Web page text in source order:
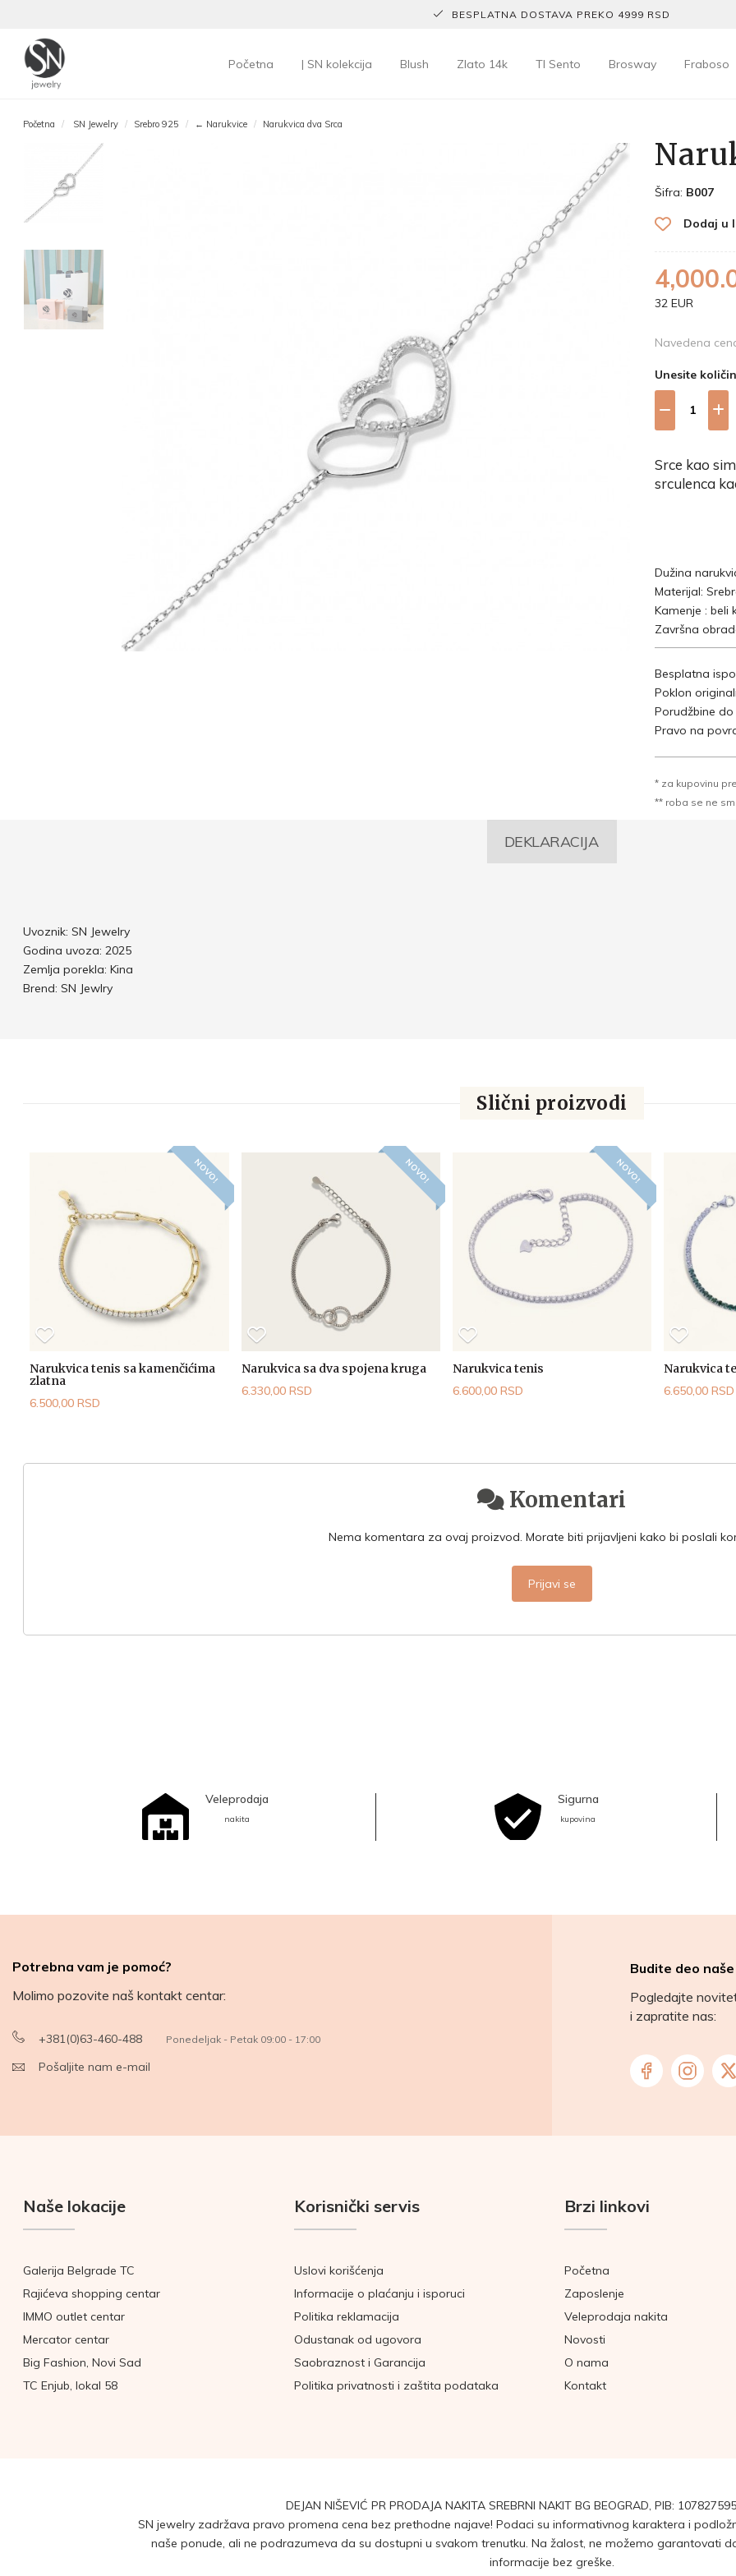
BESPLATNA DOSTAVA PREKO 4999 RSD
Početna | SN kolekcija Blush Zlato 14k TI Sento Brosway Fraboso
Početna SN Jewelry Srebro 925 ← Narukvice Narukvica dva Srca
Šifra: B007
Dodaj u
32 EUR
Navedena
Unesite
Srce kao
srculenca
Dužina
Materijal:
Kamenje : beli
Završna
Besplatna
Poklon
Porudžbine
Pravo na
* za kupovinu
** roba se ne
DEKLARACIJA
Uvoznik: SN Jewelry
Godina uvoza: 2025
Zemlja porekla: Kina
Brend: SN Jewlry
Slični proizvodi
NOVO!
Narukvica tenis sa kamenčićima
zlatna
6.500,00 RSD
NOVO!
Narukvica sa dva spojena kruga
6.330,00 RSD
NOVO!
Narukvica tenis
6.600,00 RSD
Narukvica
6.650,00 RSD
Komentari
Nema komentara za ovaj proizvod. Morate biti prijavljeni kako bi poslali
Prijavi se
Veleprodaja
nakita
Sigurna
kupovina
Potrebna vam je pomoć?
Molimo pozovite naš kontakt centar:
+381(0)63-460-488 Ponedeljak - Petak 09:00 - 17:00
Pošaljite nam e-mail
Budite deo
Pogledajte
i zapratite nas:
Naše lokacije
Galerija Belgrade TC
Rajićeva shopping centar
IMMO outlet centar
Mercator centar
Big Fashion, Novi Sad
TC Enjub, lokal 58
Korisnički servis
Uslovi korišćenja
Informacije o plaćanju i isporuci
Politika reklamacija
Odustanak od ugovora
Saobraznost i Garancija
Politika privatnosti i zaštita podataka
Brzi linkovi
Početna
Zaposlenje
Veleprodaja nakita
Novosti
O nama
Kontakt
DEJAN NIŠEVIĆ PR PRODAJA NAKITA SREBRNI NAKIT BG BEOGRAD, PIB:
SN jewelry zadržava pravo promena cena bez prethodne najave! Podaci su informativnog karaktera i
naše ponude, ali ne podrazumeva da su dostupni u svakom trenutku. Na žalost, ne možemo garantovati
informacije bez greške.